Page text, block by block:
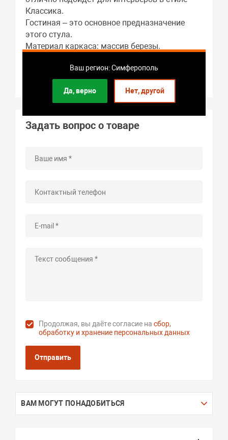
Ваш регион: Симферополь
Да, верно Нет, другой
Классика.
Гостиная – это основное предназначение
этого стула.
Материал каркаса: массив березы.
Вес стула: 7 кг.
Гарантия: 2 года.
Задать вопрос о товаре
Продолжая, вы даёте согласие насбор,
обработку и хранение персональных данных
Отправить
ВАМ МОГУТ ПОНАДОБИТЬСЯ